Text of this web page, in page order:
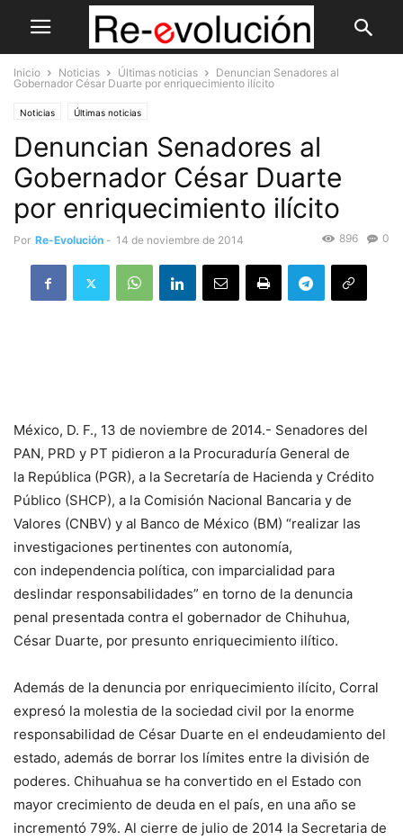
Inicio Noticias Últimas noticias
Denuncian Senadores al
Gobernador César Duarte por enriquecimiento ilícito
Noticias Últimas noticias
Denuncian Senadores al
Gobernador César Duarte
por enriquecimiento ilícito
Por Re-Evolución - 14 de noviembre de 2014 0
896
México, D. F., 13 de noviembre de 2014.- Senadores del
PAN, PRD y PT pidieron a la Procuraduría General de
la República (PGR), a la Secretaría de Hacienda y Crédito
Público (SHCP), a la Comisión Nacional Bancaria y de
Valores (CNBV) y al Banco de México (BM) “realizar las
investigaciones pertinentes con autonomía,
con independencia política, con imparcialidad para
deslindar responsabilidades” en torno de la denuncia
penal presentada contra el gobernador de Chihuhua,
César Duarte, por presunto enriquecimiento ilítico.
Además de la denuncia por enriquecimiento ilícito, Corral
expresó la molestia de la sociedad civil por la enorme
responsabilidad de César Duarte en el endeudamiento del
estado, además de borrar los límites entre la división de
poderes. Chihuahua se ha convertido en el Estado con
mayor crecimiento de deuda en el país, en una año se
incrementó 79%. Al cierre de julio de 2014 la Secretaria de